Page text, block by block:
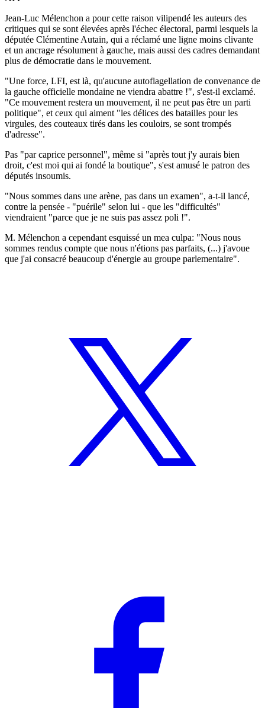
Jean-Luc Mélenchon a pour cette raison vilipendé les auteurs des
critiques qui se sont élevées après l'échec électoral, parmi lesquels la
députée Clémentine Autain, qui a réclamé une ligne moins clivante
et un ancrage résolument à gauche, mais aussi des cadres demandant
plus de démocratie dans le mouvement.
"Une force, LFI, est là, qu'aucune autoflagellation de convenance de
la gauche officielle mondaine ne viendra abattre !", s'est-il exclamé.
"Ce mouvement restera un mouvement, il ne peut pas être un parti
politique", et ceux qui aiment "les délices des batailles pour les
virgules, des couteaux tirés dans les couloirs, se sont trompés
d'adresse".
Pas "par caprice personnel", même si "après tout j'y aurais bien
droit, c'est moi qui ai fondé la boutique", s'est amusé le patron des
députés insoumis.
"Nous sommes dans une arène, pas dans un examen", a-t-il lancé,
contre la pensée - "puérile" selon lui - que les "difficultés"
viendraient "parce que je ne suis pas assez poli !".
M. Mélenchon a cependant esquissé un mea culpa: "Nous nous
sommes rendus compte que nous n'étions pas parfaits, (...) j'avoue
que j'ai consacré beaucoup d'énergie au groupe parlementaire".